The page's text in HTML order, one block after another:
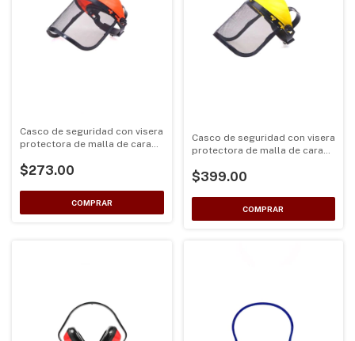
Casco de seguridad con visera
protectora de malla de cara
Naranja
$273.00
Casco de seguridad con visera
protectora de malla de cara
Amarillo
$399.00